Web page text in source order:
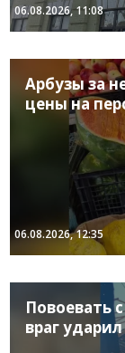
06.08.2026, 11:08
Арбузы за
цены на
06.08.2026, 12:35
Повоевать
враг